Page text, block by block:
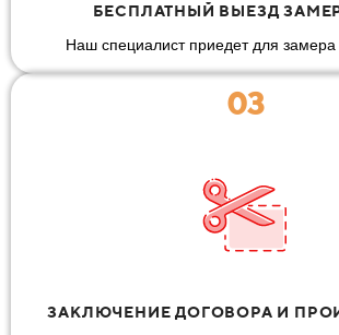
БЕСПЛАТНЫЙ ВЫЕЗД
Наш специалист приедет для
03
ЗАКЛЮЧЕНИЕ ДОГОВОРА И